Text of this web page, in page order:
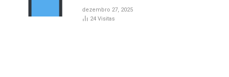
marcos da cultura em
2025
dezembro 27, 2025
24 Visitas